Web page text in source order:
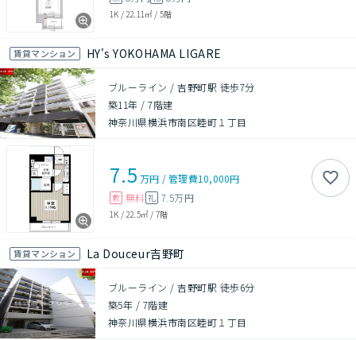
1K / 22.11㎡ / 5階
賃貸マンション HY's YOKOHAMA LIGARE
ブルーライン / 吉野町駅 徒歩7分
築11年 /7階建
神奈川県横浜市南区睦町１丁目
7.5 万円 /管理費10,000円
敷 無料 礼 7.5万円
1K / 22.5㎡ / 7階
賃貸マンション La Douceur吉野町
ブルーライン / 吉野町駅 徒歩6分
築5年 / 7階建
神奈川県横浜市南区睦町１丁目